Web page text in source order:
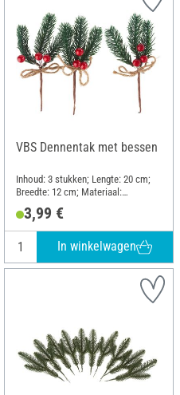
VBS Dennentak met bessen
Inhoud: 3 stukken; Lengte: 20 cm;
Breedte: 12 cm; Materiaal:
3,99 €
In winkelwagen